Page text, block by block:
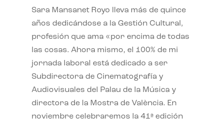
Sara Mansanet Royo lleva más de quince
años dedicándose a la Gestión Cultural,
profesión que ama «por encima de todas
las cosas. Ahora mismo, el 100% de mi
jornada laboral está dedicado a ser
Subdirectora de Cinematografía y
Audiovisuales del Palau de la Música y
directora de la Mostra de València. En
noviembre celebraremos la 41ª edición